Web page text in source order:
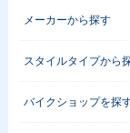
メーカーから探す
スタイルタイプから
バイクショップを探